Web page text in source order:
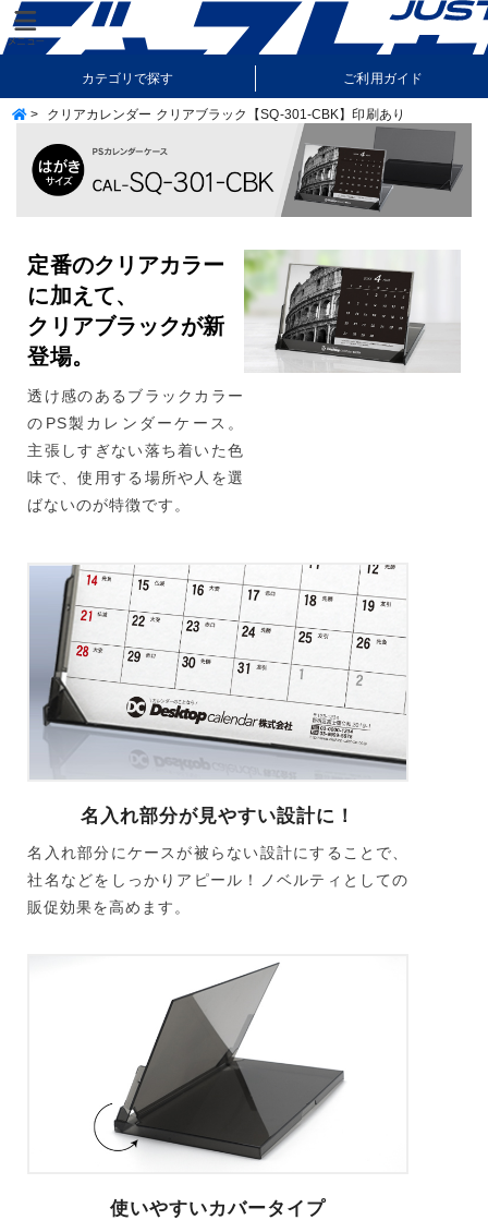
カテゴリで探す ご利用ガイド
納期・送料について よくあるご質問
> クリアカレンダー クリアブラック【SQ-301-CBK】印刷あり
定番のクリアカラー
に加えて、
クリアブラックが新
登場。
透け感のあるブラックカラー
のPS製カレンダーケース。
主張しすぎない落ち着いた色
味で、使用する場所や人を選
ばないのが特徴です。
名入れ部分が見やすい設計に！
名入れ部分にケースが被らない設計にすることで、
社名などをしっかりアピール！ノベルティとしての
販促効果を高めます。
使いやすいカバータイプ